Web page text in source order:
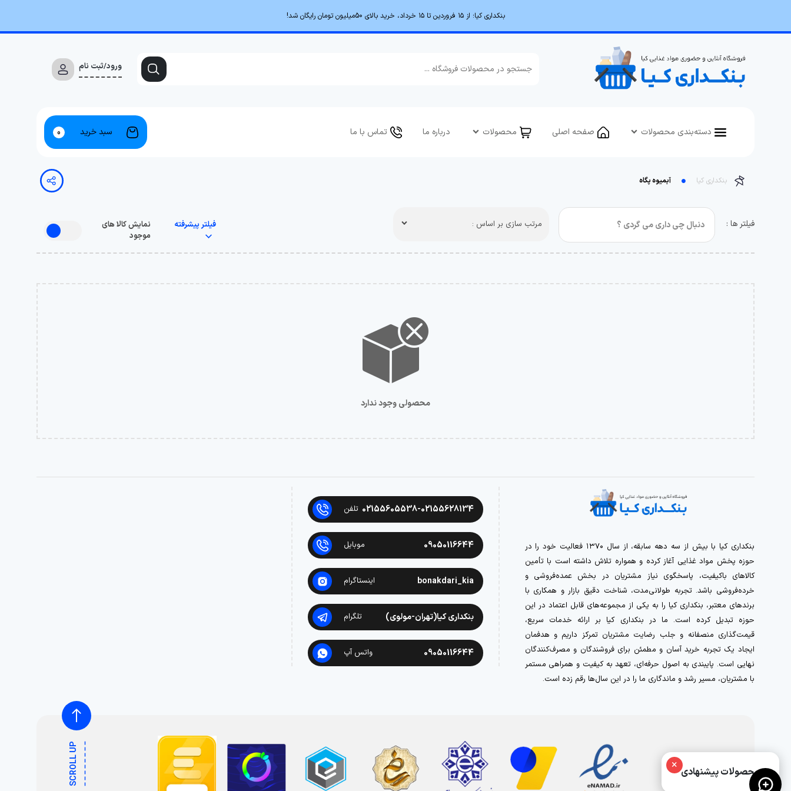
× محصولات پیشنهادی
بنکداری کیا؛ از ۱۵ فروردین تا ۱۵ خرداد، خرید بالای 50میلیون تومان رایگان شد!
ورود/ثبت نام
دسته‌بندی محصولات صفحه اصلی محصولات درباره ما تماس با ما سبد خرید 0
بنکداری کیا آبمیوه پگاه
فیلتر ها : مرتب سازی بر اساس : فیلتر پیشرفته
نمایش کالا های
موجود
محصولی وجود ندارد
بنکداری کیا با بیش از سه دهه سابقه، از سال ۱۳۷۰ فعالیت خود را در
حوزه پخش مواد غذایی آغاز کرده و همواره تلاش داشته است با تأمین
کالاهای باکیفیت، پاسخگوی نیاز مشتریان در بخش عمده‌فروشی و
خرده‌فروشی باشد. تجربه طولانی‌مدت، شناخت دقیق بازار و همکاری با
برندهای معتبر، بنکداری کیا را به یکی از مجموعه‌های قابل اعتماد در این
حوزه تبدیل کرده است. ما در بنکداری کیا بر ارائه خدمات سریع،
قیمت‌گذاری منصفانه و جلب رضایت مشتریان تمرکز داریم و هدفمان
ایجاد یک تجربه خرید آسان و مطمئن برای فروشندگان و مصرف‌کنندگان
نهایی است. پایبندی به اصول حرفه‌ای، تعهد به کیفیت و همراهی مستمر
با مشتریان، مسیر رشد و ماندگاری ما را در این سال‌ها رقم زده است.
02155605538-02155628134 تلفن
09050116644 موبایل
bonakdari_kia اینستاگرام
بنکداری کیا(تهران-مولوی) تلگرام
09050116644 واتس آپ
SCROLL UP